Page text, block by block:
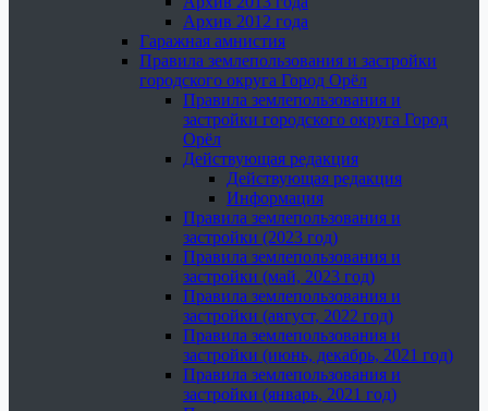
Архив 2012 года
Гаражная амнистия
Правила землепользования и застройки
городского округа Город Орёл
Правила землепользования и
застройки городского округа Город
Орёл
Действующая редакция
Действующая редакция
Информация
Правила землепользования и
застройки (2023 год)
Правила землепользования и
застройки (май, 2023 год)
Правила землепользования и
застройки (август, 2022 год)
Правила землепользования и
застройки (июнь, декабрь, 2021 год)
Правила землепользования и
застройки (январь, 2021 год)